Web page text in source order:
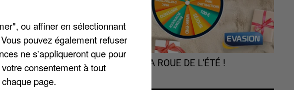
aménagent leurs
la Région Ile-de-
d'examen
de
TOURNEZ LA ROUE DE L'ÉTÉ !
ou affiner en sélectionnant
pouvez également refuser
ne s'appliqueront que pour
consentement à tout
page.